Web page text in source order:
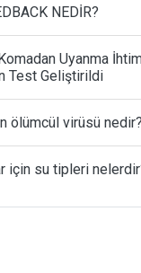
NEDİR?
Uyanma
Test Geliştirildi
ölümcül virüsü nedir?
için su tipleri